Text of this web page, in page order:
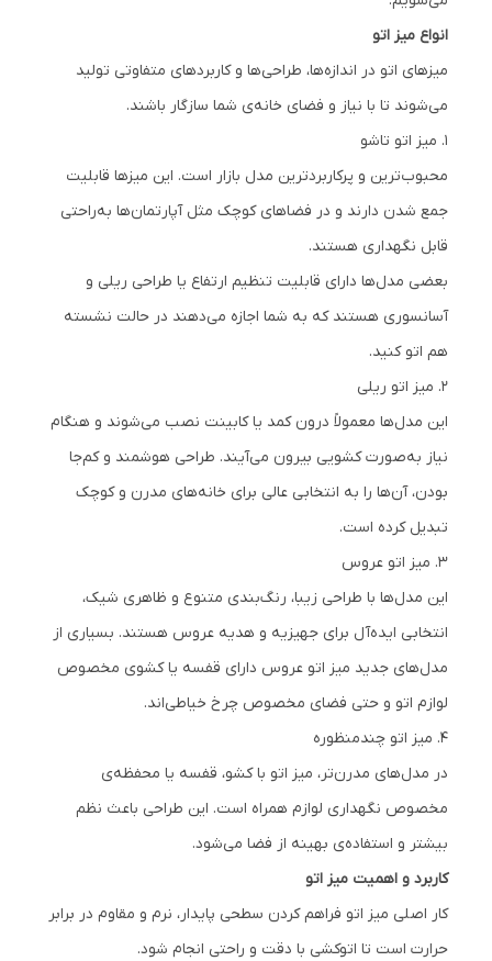
انواع میز اتو
میزهای اتو در اندازه‌ها، طراحی‌ها و کاربردهای متفاوتی تولید
می‌شوند تا با نیاز و فضای خانه‌ی شما سازگار باشند.
۱. میز اتو تاشو
محبوب‌ترین و پرکاربردترین مدل بازار است. این میزها قابلیت
جمع شدن دارند و در فضاهای کوچک مثل آپارتمان‌ها به‌راحتی
قابل نگهداری هستند.
بعضی مدل‌ها دارای قابلیت تنظیم ارتفاع یا طراحی ریلی و
آسانسوری هستند که به شما اجازه می‌دهند در حالت نشسته
هم اتو کنید.
۲. میز اتو ریلی
این مدل‌ها معمولاً درون کمد یا کابینت نصب می‌شوند و هنگام
نیاز به‌صورت کشویی بیرون می‌آیند. طراحی هوشمند و کم‌جا
بودن، آن‌ها را به انتخابی عالی برای خانه‌های مدرن و کوچک
تبدیل کرده است.
۳. میز اتو عروس
این مدل‌ها با طراحی زیبا، رنگ‌بندی متنوع و ظاهری شیک،
انتخابی ایده‌آل برای جهیزیه و هدیه عروس هستند. بسیاری از
مدل‌های جدید میز اتو عروس دارای قفسه یا کشوی مخصوص
لوازم اتو و حتی فضای مخصوص چرخ خیاطی‌اند.
۴. میز اتو چندمنظوره
در مدل‌های مدرن‌تر، میز اتو با کشو، قفسه یا محفظه‌ی
مخصوص نگهداری لوازم همراه است. این طراحی باعث نظم
بیشتر و استفاده‌ی بهینه از فضا می‌شود.
کاربرد و اهمیت میز اتو
کار اصلی میز اتو فراهم کردن سطحی پایدار، نرم و مقاوم در برابر
حرارت است تا اتوکشی با دقت و راحتی انجام شود.